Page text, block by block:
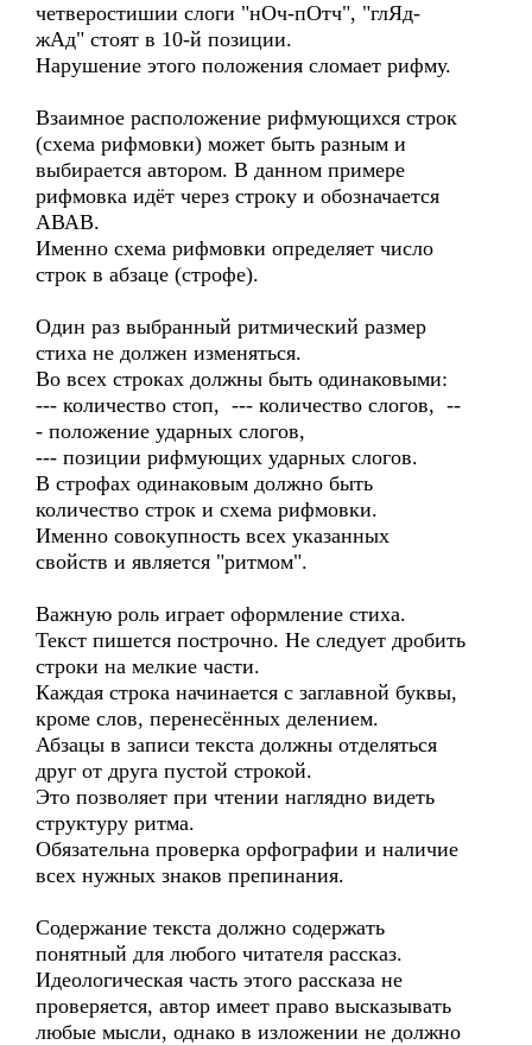
четверостишии слоги "нОч-пОтч", "глЯд-
жАд" стоят в 10-й позиции.
Нарушение этого положения сломает рифму.
Взаимное расположение рифмующихся строк
(схема рифмовки) может быть разным и
выбирается автором. В данном примере
рифмовка идёт через строку и обозначается
АВАВ.
Именно схема рифмовки определяет число
строк в абзаце (строфе).
Один раз выбранный ритмический размер
стиха не должен изменяться.
Во всех строках должны быть одинаковыми:
--- количество стоп, --- количество слогов, --
- положение ударных слогов,
--- позиции рифмующих ударных слогов.
В строфах одинаковым должно быть
количество строк и схема рифмовки.
Именно совокупность всех указанных
свойств и является "ритмом".
Важную роль играет оформление стиха.
Текст пишется построчно. Не следует дробить
строки на мелкие части.
Каждая строка начинается с заглавной буквы,
кроме слов, перенесённых делением.
Абзацы в записи текста должны отделяться
друг от друга пустой строкой.
Это позволяет при чтении наглядно видеть
структуру ритма.
Обязательна проверка орфографии и наличие
всех нужных знаков препинания.
Содержание текста должно содержать
понятный для любого читателя рассказ.
Идеологическая часть этого рассказа не
проверяется, автор имеет право высказывать
любые мысли, однако в изложении не должно